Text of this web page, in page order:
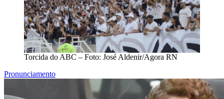
Torcida do ABC – Foto: José Aldenir/Agora RN
Pronunciamento